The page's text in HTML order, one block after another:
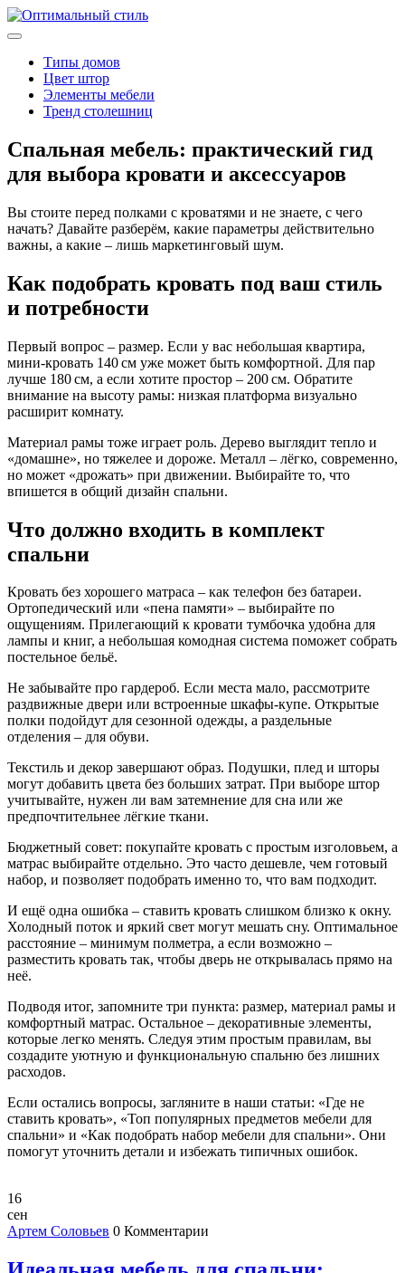
Типы домов
Цвет штор
Элементы мебели
Тренд столешниц
Спальная мебель: практический гид
для выбора кровати и аксессуаров
Вы стоите перед полками с кроватями и не знаете, с чего
начать? Давайте разберём, какие параметры действительно
важны, а какие – лишь маркетинговый шум.
Как подобрать кровать под ваш стиль
и потребности
Первый вопрос – размер. Если у вас небольшая квартира,
мини‑кровать 140 см уже может быть комфортной. Для пар
лучше 180 см, а если хотите простор – 200 см. Обратите
внимание на высоту рамы: низкая платформа визуально
расширит комнату.
Материал рамы тоже играет роль. Дерево выглядит тепло и
«домашне», но тяжелее и дороже. Металл – лёгко, современно,
но может «дрожать» при движении. Выбирайте то, что
впишется в общий дизайн спальни.
Что должно входить в комплект
спальни
Кровать без хорошего матраса – как телефон без батареи.
Ортопедический или «пена памяти» – выбирайте по
ощущениям. Прилегающий к кровати тумбочка удобна для
лампы и книг, а небольшая комодная система поможет собрать
постельное бельё.
Не забывайте про гардероб. Если места мало, рассмотрите
раздвижные двери или встроенные шкафы‑купе. Открытые
полки подойдут для сезонной одежды, а раздельные
отделения – для обуви.
Текстиль и декор завершают образ. Подушки, плед и шторы
могут добавить цвета без больших затрат. При выборе штор
учитывайте, нужен ли вам затемнение для сна или же
предпочтительнее лёгкие ткани.
Бюджетный совет: покупайте кровать с простым изголовьем, а
матрас выбирайте отдельно. Это часто дешевле, чем готовый
набор, и позволяет подобрать именно то, что вам подходит.
И ещё одна ошибка – ставить кровать слишком близко к окну.
Холодный поток и яркий свет могут мешать сну. Оптимальное
расстояние – минимум полметра, а если возможно –
разместить кровать так, чтобы дверь не открывалась прямо на
неё.
Подводя итог, запомните три пункта: размер, материал рамы и
комфортный матрас. Остальное – декоративные элементы,
которые легко менять. Следуя этим простым правилам, вы
создадите уютную и функциональную спальню без лишних
расходов.
Если остались вопросы, загляните в наши статьи: «Где не
ставить кровать», «Топ популярных предметов мебели для
спальни» и «Как подобрать набор мебели для спальни». Они
помогут уточнить детали и избежать типичных ошибок.
16
сен
Артем Соловьев 0 Комментарии